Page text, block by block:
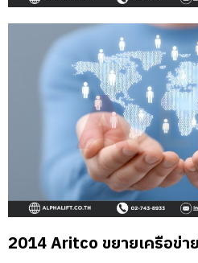
2014 Aritco ขยายเครือข่า